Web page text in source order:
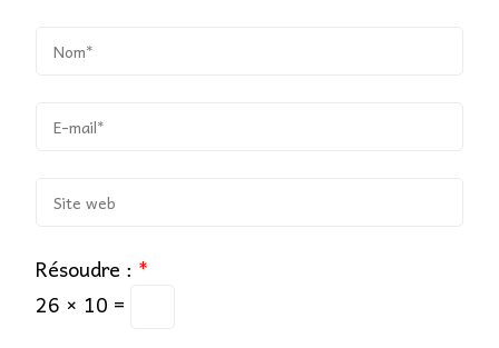
Résoudre : *
26 × 10 =